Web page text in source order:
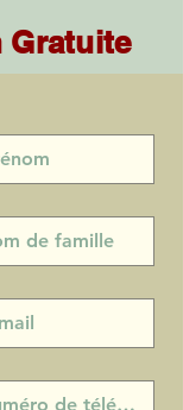
Gratuite